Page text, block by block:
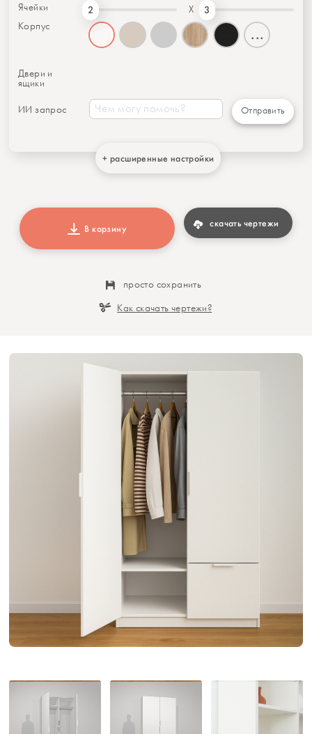
Ячейки 2 X 3
Корпус ...
Двери и
ящики
ИИ запрос Отправить
+ расширенные настройки
В корзину скачать чертежи
просто сохранить
Как скачать чертежи?